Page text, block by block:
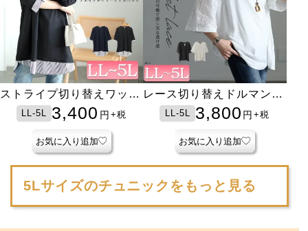
ストライプ切り替えワッフ
ルチュニック
LL-5L 3,400 円 +税
お気に入り追加
レース切り替えドルマンチ
ュニックTシャツ
LL-5L 3,800 円 +税
お気に入り追加
5Lサイズのチュニックをもっと見る